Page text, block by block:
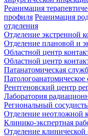
Реанимация
профиля Реанимация
отделения
Отделение экстренной
Отделение плановой и
Областной центр
Областной центр
Патанатомическая
Патологоанатомическое
Рентгеновский центр
Лаборатория
Региональный
Отделение неотложной
Клинико-экспертная
Отделение клинической